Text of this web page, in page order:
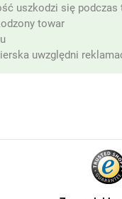
uszkodzi się
towar
uwzględni